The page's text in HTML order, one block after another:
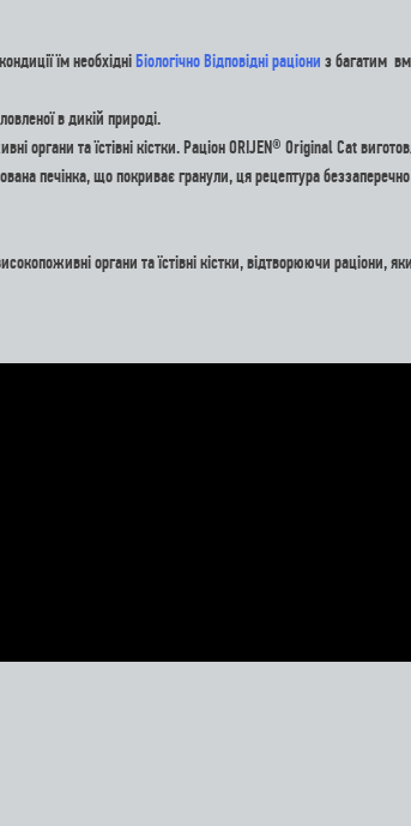
їм необхідніБіологічно Відповідні раціони з багатим
в дикій природі.
органи та їстівні кістки. Раціон ORIJEN® Original Cat
печінка, що покриває гранули, ця рецептура
органи та їстівні кістки, відтворюючи раціони,